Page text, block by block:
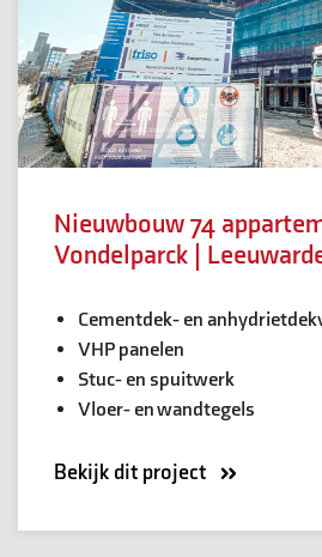
Nieuwbouw 74
Vondelparck |
Cementdek- en
VHP panelen
Stuc- en spuitwerk
Vloer- en wandtegels
Bekijk dit project